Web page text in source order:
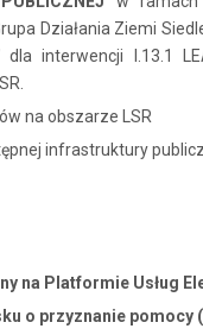
Działania Ziemi
interwencji I.13.1
na obszarze
infrastruktury
na Platformie Usług
o przyznanie pomocy